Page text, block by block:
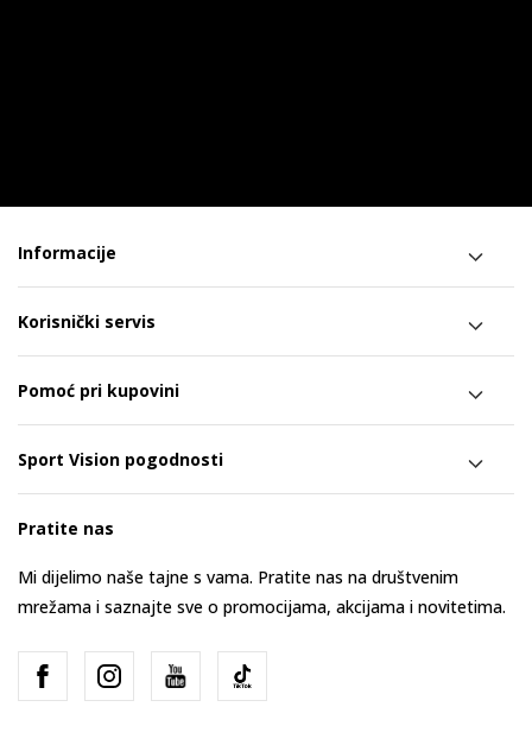
Informacije
Korisnički servis
Pomoć pri kupovini
Sport Vision pogodnosti
Pratite nas
Mi dijelimo naše tajne s vama. Pratite nas na društvenim
mrežama i saznajte sve o promocijama, akcijama i novitetima.